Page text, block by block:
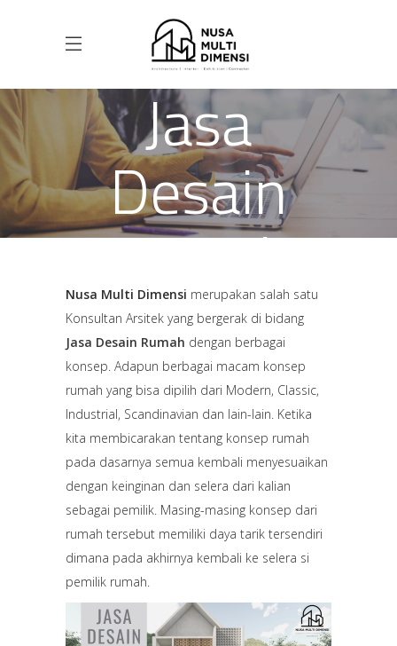
Jasa
Desain
Rumah
Nusa Multi Dimensi merupakan salah satu
Konsultan Arsitek yang bergerak di bidang
Jasa Desain Rumah dengan berbagai
konsep. Adapun berbagai macam konsep
rumah yang bisa dipilih dari Modern, Classic,
Industrial, Scandinavian dan lain-lain. Ketika
kita membicarakan tentang konsep rumah
pada dasarnya semua kembali menyesuaikan
dengan keinginan dan selera dari kalian
sebagai pemilik. Masing-masing konsep dari
rumah tersebut memiliki daya tarik tersendiri
dimana pada akhirnya kembali ke selera si
pemilik rumah.